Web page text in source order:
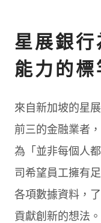
星展銀
能力的標
來自新加坡的星
前三的金融業者
為「並非每個人
司希望員工擁有
各項數據資料，
貢獻創新的想法